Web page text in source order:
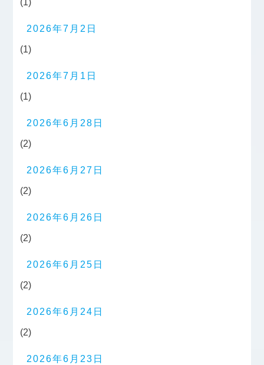
(1)
2026年7月2日
(1)
2026年7月1日
(1)
2026年6月28日
(2)
2026年6月27日
(2)
2026年6月26日
(2)
2026年6月25日
(2)
2026年6月24日
(2)
2026年6月23日